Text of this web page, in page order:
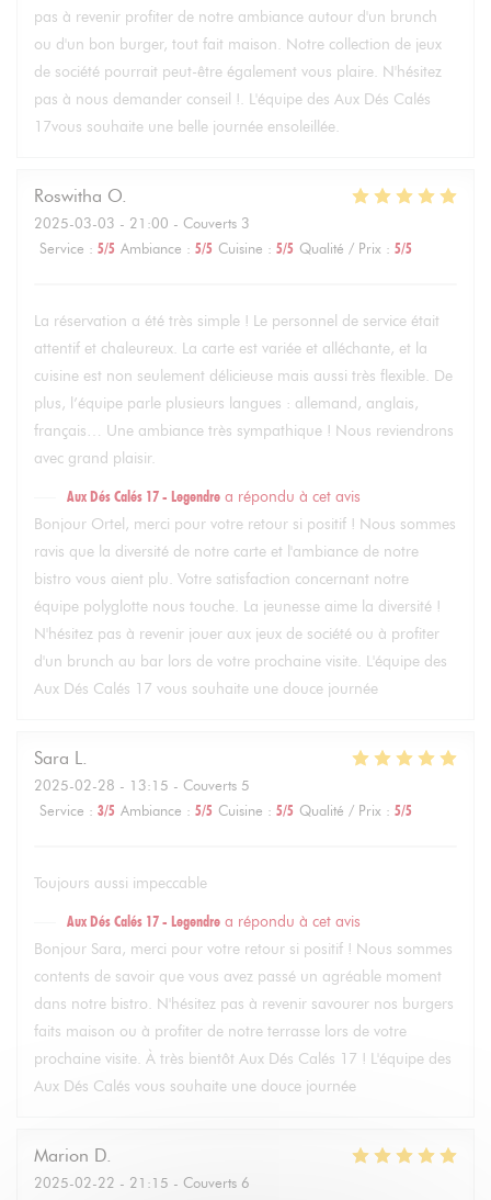
pas à revenir profiter de notre ambiance autour d'un brunch
ou d'un bon burger, tout fait maison. Notre collection de jeux
de société pourrait peut-être également vous plaire. N'hésitez
pas à nous demander conseil !. L'équipe des Aux Dés Calés
17vous souhaite une belle journée ensoleillée.
Roswitha O
2025-03-03 - 21:00 - Couverts 3
Service : 5/5 Ambiance : 5/5 Cuisine : 5/5 Qualité / Prix : 5/5
La réservation a été très simple ! Le personnel de service était
attentif et chaleureux. La carte est variée et alléchante, et la
cuisine est non seulement délicieuse mais aussi très flexible. De
plus, l’équipe parle plusieurs langues : allemand, anglais,
français… Une ambiance très sympathique ! Nous reviendrons
avec grand plaisir.
Aux Dés Calés 17 - Legendre a répondu à cet avis
Bonjour Ortel, merci pour votre retour si positif ! Nous sommes
ravis que la diversité de notre carte et l'ambiance de notre
bistro vous aient plu. Votre satisfaction concernant notre
équipe polyglotte nous touche. La jeunesse aime la diversité !
N'hésitez pas à revenir jouer aux jeux de société ou à profiter
d'un brunch au bar lors de votre prochaine visite. L'équipe des
Aux Dés Calés 17 vous souhaite une douce journée
Sara L
2025-02-28 - 13:15 - Couverts 5
Service : 3/5 Ambiance : 5/5 Cuisine : 5/5 Qualité / Prix : 5/5
Toujours aussi impeccable
Aux Dés Calés 17 - Legendre a répondu à cet avis
Bonjour Sara, merci pour votre retour si positif ! Nous sommes
contents de savoir que vous avez passé un agréable moment
dans notre bistro. N'hésitez pas à revenir savourer nos burgers
faits maison ou à profiter de notre terrasse lors de votre
prochaine visite. À très bientôt Aux Dés Calés 17 ! L'équipe des
Aux Dés Calés vous souhaite une douce journée
Marion D
2025-02-22 - 21:15 - Couverts 6